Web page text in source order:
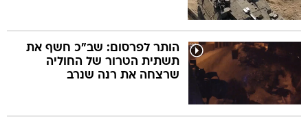
הותר לפרסום: שב"כ חשף את
תשתית הטרור של החוליה
שרצחה את רנה שנרב